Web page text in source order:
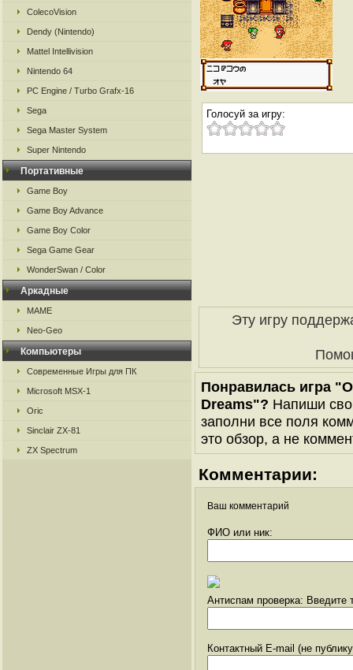
ColecoVision
Dendy (Nintendo)
Mattel Intellivision
Nintendo 64
PC Engine / Turbo Grafx-16
Sega
Sega Master System
Super Nintendo
Портативные
Game Boy
Game Boy Advance
Game Boy Color
Sega Game Gear
WonderSwan / Color
Аркадные
MAME
Neo-Geo
Компьютеры
Современные Игры для ПК
Microsoft MSX-1
Oric
Sinclair ZX-81
ZX Spectrum
Голосуй за игру:
Эту игру
Понравилась игра
Dreams"? Напиши
заполни все поля
это обзор, а не
Комментарии:
Ваш комментарий
ФИО или ник:
Антиспам проверка: Введите
Контактный E-mail (не